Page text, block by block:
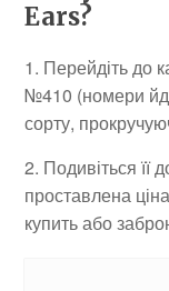
Ears?
1. Перейдіть до
№410 (номери
сорту,
2. Подивіться її
проставлена
купить або